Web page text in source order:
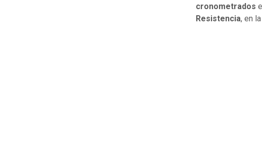
cronometrados
Resistencia, en